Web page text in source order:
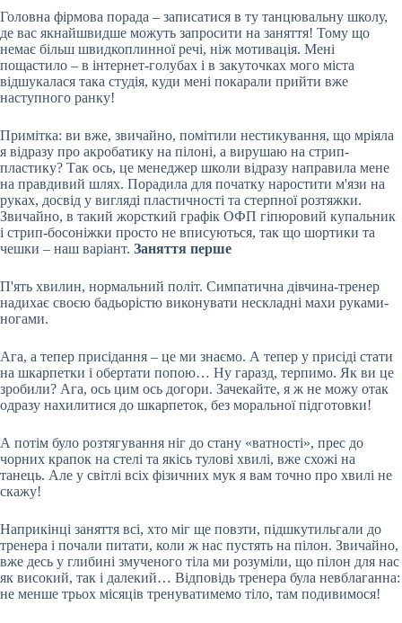
Головна фірмова порада – записатися в ту танцювальну школу,
де вас якнайшвидше можуть запросити на заняття! Тому що
немає більш швидкоплинної речі, ніж мотивація. Мені
пощастило – в інтернет-голубах і в закуточках мого міста
відшукалася така студія, куди мені покарали прийти вже
наступного ранку!
Примітка: ви вже, звичайно, помітили нестикування, що мріяла
я відразу про акробатику на пілоні, а вирушаю на стрип-
пластику? Так ось, це менеджер школи відразу направила мене
на правдивий шлях. Порадила для початку наростити м'язи на
руках, досвід у вигляді пластичності та стерпної розтяжки.
Звичайно, в такий жорсткий графік ОФП гіпюровий купальник
і стрип-босоніжки просто не вписуються, так що шортики та
чешки – наш варіант. Заняття перше
П'ять хвилин, нормальний політ. Симпатична дівчина-тренер
надихає своєю бадьорістю виконувати нескладні махи руками-
ногами.
Ага, а тепер присідання – це ми знаємо. А тепер у присіді стати
на шкарпетки і обертати попою… Ну гаразд, терпимо. Як ви це
зробили? Ага, ось цим ось догори. Зачекайте, я ж не можу отак
одразу нахилитися до шкарпеток, без моральної підготовки!
А потім було розтягування ніг до стану «ватності», прес до
чорних крапок на стелі та якісь тулові хвилі, вже схожі на
танець. Але у світлі всіх фізичних мук я вам точно про хвилі не
скажу!
Наприкінці заняття всі, хто міг ще повзти, підшкутильгали до
тренера і почали питати, коли ж нас пустять на пілон. Звичайно,
вже десь у глибині змученого тіла ми розуміли, що пілон для нас
як високий, так і далекий… Відповідь тренера була невблаганна:
не менше трьох місяців тренуватимемо тіло, там подивимося!